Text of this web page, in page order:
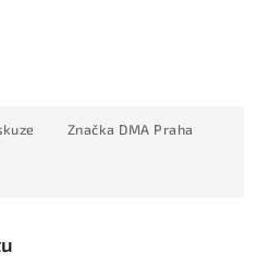
Značka DMA Praha